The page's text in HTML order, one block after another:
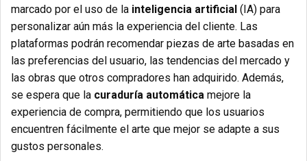
marcado por el uso de la inteligencia artificial (IA) para
personalizar aún más la experiencia del cliente. Las
plataformas podrán recomendar piezas de arte basadas en
las preferencias del usuario, las tendencias del mercado y
las obras que otros compradores han adquirido. Además,
se espera que la curaduría automática mejore la
experiencia de compra, permitiendo que los usuarios
encuentren fácilmente el arte que mejor se adapte a sus
gustos personales.